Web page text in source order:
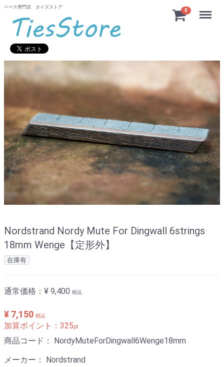
ベース専門店 タイズストア
0 Menu
Nordstrand Nordy Mute For Dingwall 6strings
18mm Wenge【定形外】
在庫有
通常価格： ¥ 9,400 税込
¥ 7,150 税込
加算ポイント： 325pt
商品コード： NordyMuteForDingwall6Wenge18mm
メーカー： Nordstrand